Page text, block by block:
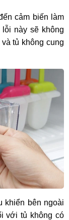
cảm biến làm
này sẽ không
tủ không cung
khiển bên ngoài
với tủ không có